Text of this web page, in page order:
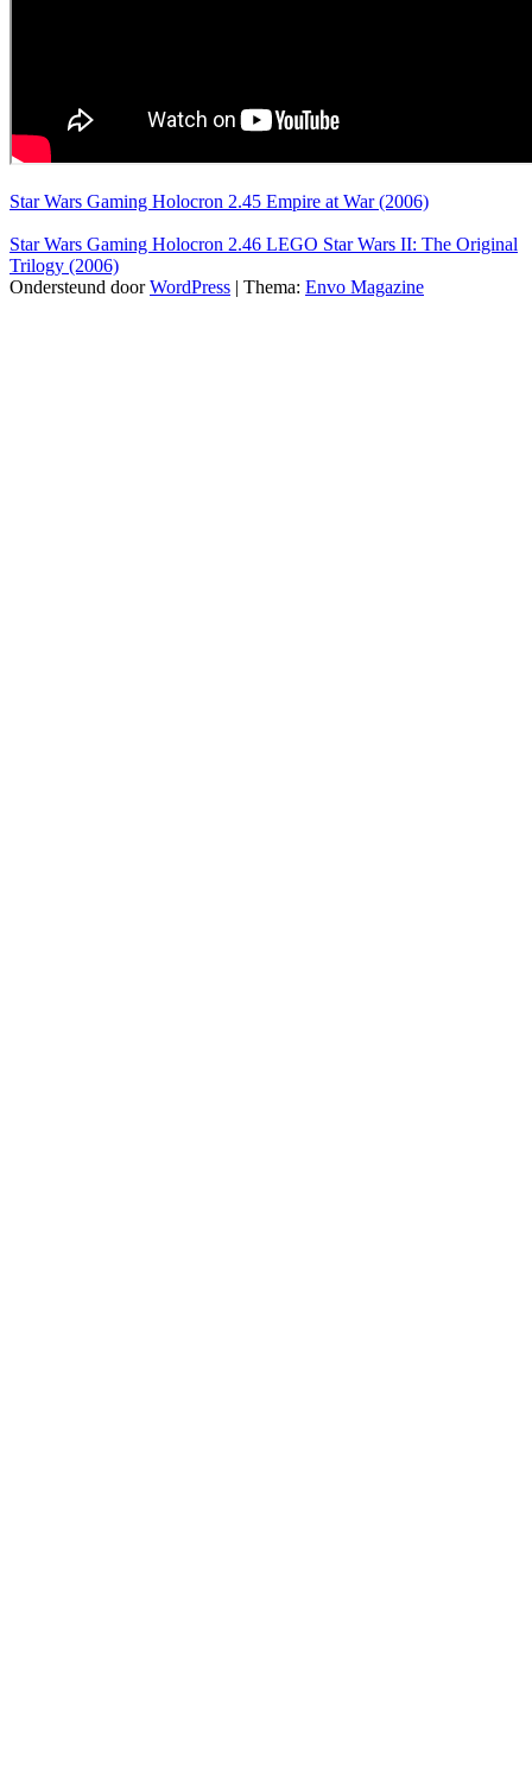
Star Wars Gaming Holocron 2.45 Empire at War (2006)
Star Wars Gaming Holocron 2.46 LEGO Star Wars II: The Original
Trilogy (2006)
Ondersteund doorWordPress | Thema: Envo Magazine